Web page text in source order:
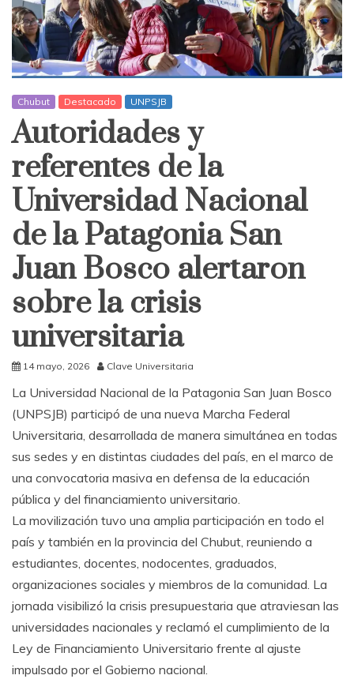
Chubut Destacado UNPSJB
Autoridades y
referentes de la
Universidad Nacional
de la Patagonia San
Juan Bosco alertaron
sobre la crisis
universitaria
14 mayo, 2026 Clave Universitaria
La Universidad Nacional de la Patagonia San Juan Bosco
(UNPSJB) participó de una nueva Marcha Federal
Universitaria, desarrollada de manera simultánea en todas
sus sedes y en distintas ciudades del país, en el marco de
una convocatoria masiva en defensa de la educación
pública y del financiamiento universitario.
La movilización tuvo una amplia participación en todo el
país y también en la provincia del Chubut, reuniendo a
estudiantes, docentes, nodocentes, graduados,
organizaciones sociales y miembros de la comunidad. La
jornada visibilizó la crisis presupuestaria que atraviesan las
universidades nacionales y reclamó el cumplimiento de la
Ley de Financiamiento Universitario frente al ajuste
impulsado por el Gobierno nacional.